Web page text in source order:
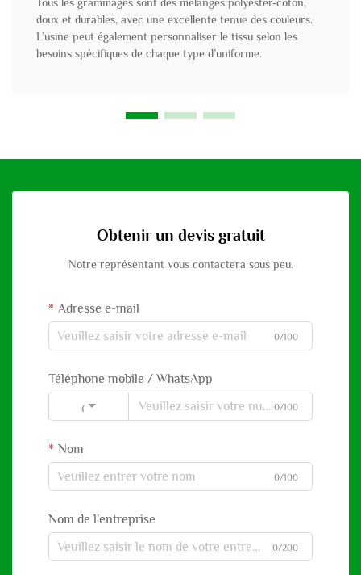
doux et durables, avec une excellente tenue des couleurs.
L’usine peut également personnaliser le tissu selon les
besoins spécifiques de chaque type d’uniforme.
Obtenir un devis gratuit
Notre représentant vous contactera sous peu.
Adresse e-mail
0/100
Téléphone mobile / WhatsApp
Code 0/100
Nom
0/100
Nom de l'entreprise
0/200